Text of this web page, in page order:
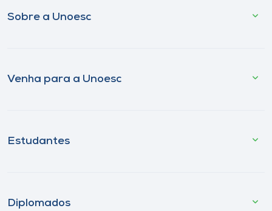
Sobre a Unoesc
Venha para a Unoesc
Estudantes
Diplomados